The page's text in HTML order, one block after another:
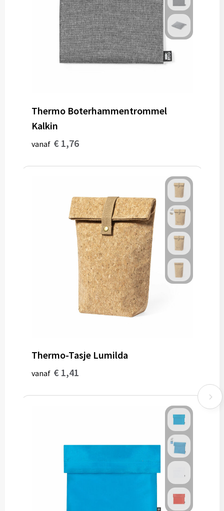
Thermo Boterhammentrommel
Kalkin
vanaf € 1,76
Thermo-Tasje Lumilda
vanaf € 1,41